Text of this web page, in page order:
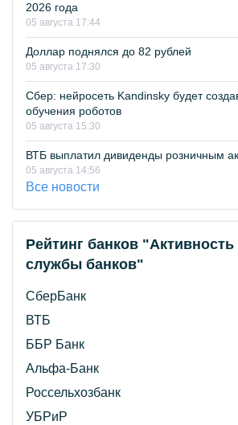
2026 года
05 августа 17:44
Доллар поднялся до 82 рублей
05 августа 17:30
Сбер: нейросеть Kandinsky будет
обучения роботов
05 августа 15:30
ВТБ выплатил дивиденды розничным
05 августа 14:56
Все новости
Рейтинг банков "Активность
службы банков"
СберБанк
ВТБ
ББР Банк
Альфа-Банк
Россельхозбанк
УБРиР